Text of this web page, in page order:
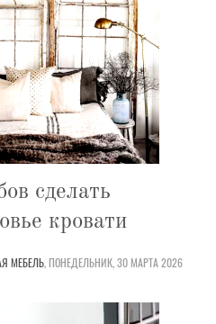
сделать
кровати
МЕБЕЛЬ,ПОНЕДЕЛЬНИК, 30 МАРТА 2026